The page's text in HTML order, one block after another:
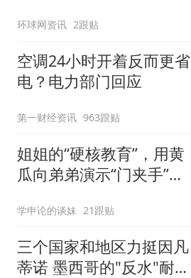
环球网资讯 2跟贴
空调24小时开着反而更省
电？电力部门回应
第一财经资讯 963跟贴
姐姐的“硬核教育”，用黄
瓜向弟弟演示“门夹手”，
教！
学申论的谈妹 21跟贴
三个国家和地区力挺因凡
蒂诺 墨西哥的"反水"耐人